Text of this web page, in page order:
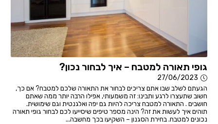
גופי תאורה למטבח – איך לבחור נכון?
27/06/2023
הגעתם לשלב שבו אתם צריכים לבחור את התאורה שלכם למטבח? אם כך,
חשוב שתעצרו לרגע ותבינו: זה משמעותי, אפילו הרבה יותר ממה שאתם
חושבים . התאורה למטבח צריכה להיות גם יפה ואלגנטית וגם שימושית.
תוהים איך לעשות את זה? הינה מספר טיפים שיסייעו לכם לבחור גופי תאורה
נכונים למטבח. בחירת הסגנון – השקיעו בכך מחשבה...